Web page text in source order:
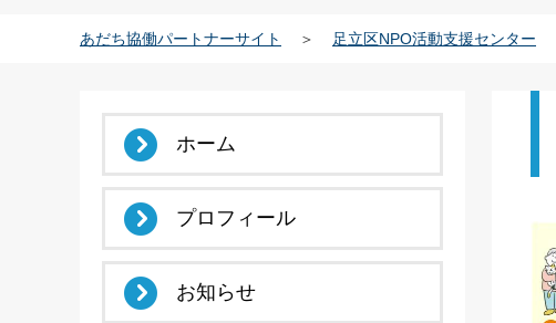
あだち協働パートナーサイト ＞ 足立区NPO活動支援センター
ホーム
プロフィール
お知らせ